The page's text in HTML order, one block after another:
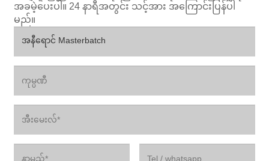
အခမဲ့ပေးပါ။ 24 နာရီအတွင်း သင့်အား အကြောင်းပြန်ပါ
မည်။